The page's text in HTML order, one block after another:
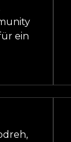
ein